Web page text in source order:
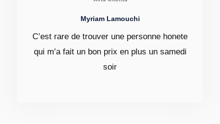
Myriam Lamouchi
C’est rare de trouver une personne honete
qui m’a fait un bon prix en plus un samedi
soir